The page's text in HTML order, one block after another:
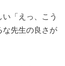
「えっ、こう
な先生の良さが